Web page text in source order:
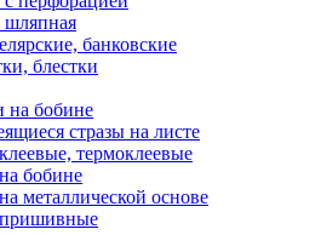
шляпная
банковские
блестки
на бобине
стразы на листе
термоклеевые
бобине
металлической основе